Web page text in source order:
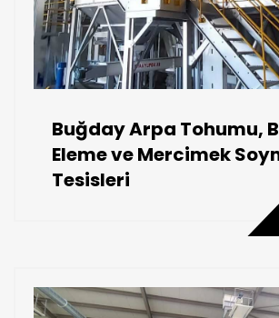
Buğday Arpa Tohumu,
Eleme ve Mercimek
Tesisleri